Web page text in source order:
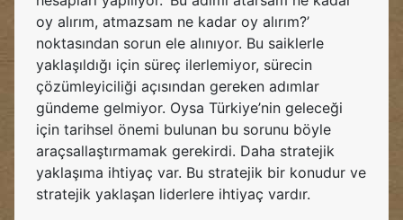
oy alırım, atmazsam ne kadar oy alırım?’
noktasından sorun ele alınıyor. Bu saiklerle
yaklaşıldığı için süreç ilerlemiyor, sürecin
çözümleyiciliği açısından gereken adımlar
gündeme gelmiyor. Oysa Türkiye’nin geleceği
için tarihsel önemi bulunan bu sorunu böyle
araçsallaştırmamak gerekirdi. Daha stratejik
yaklaşıma ihtiyaç var. Bu stratejik bir konudur ve
stratejik yaklaşan liderlere ihtiyaç vardır.